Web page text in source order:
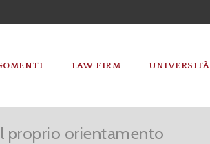
LAW FIRM UNIVERSITÀ
proprio orientamento